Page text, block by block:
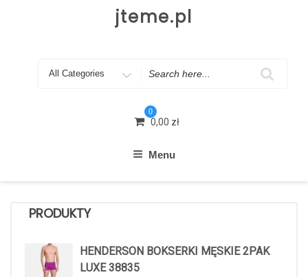
jteme.pl
Search
0
0,00 zł
Menu
PRODUKTY
HENDERSON BOKSERKI MĘSKIE 2PAK
LUXE 38835